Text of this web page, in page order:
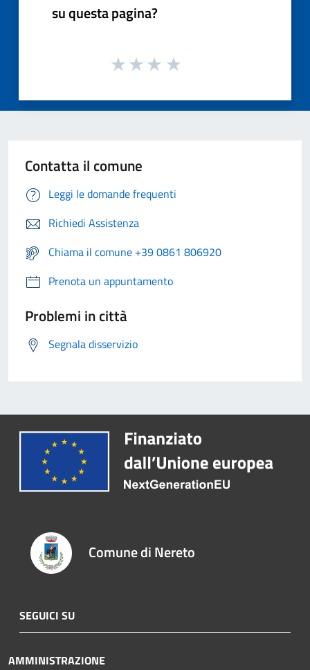
su questa pagina?
Contatta il comune
Leggi le domande frequenti
Richiedi Assistenza
Chiama il comune +39 0861 806920
Prenota un appuntamento
Problemi in città
Segnala disservizio
Comune di Nereto
SEGUICI SU
AMMINISTRAZIONE